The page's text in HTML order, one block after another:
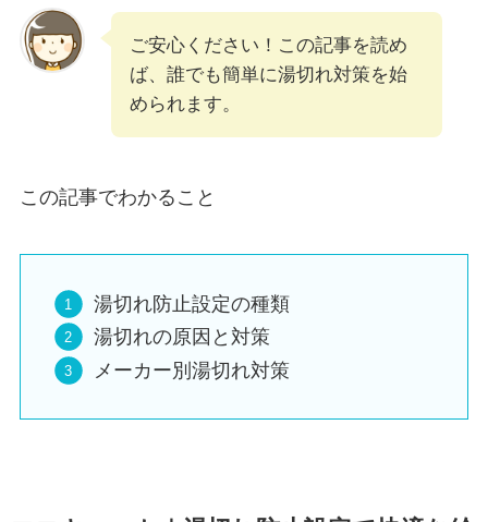
ご安心ください！この記事を読め
ば、誰でも簡単に湯切れ対策を始
められます。
この記事でわかること
湯切れ防止設定の種類
湯切れの原因と対策
メーカー別湯切れ対策